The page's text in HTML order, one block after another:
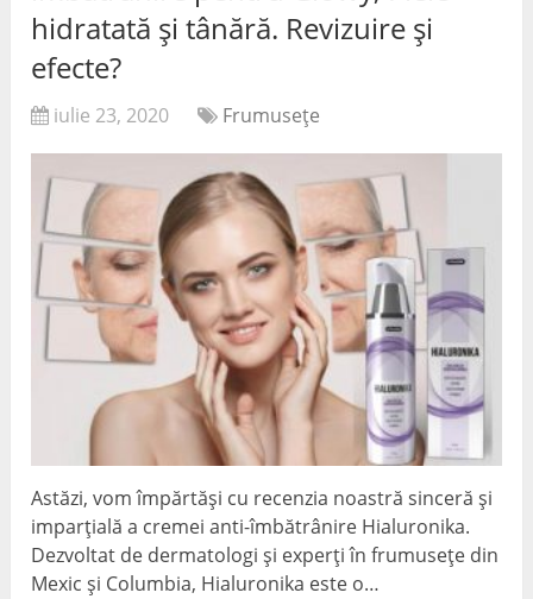
hidratată și tânără. Revizuire și
efecte?
iulie 23, 2020 Frumuseţe
Astăzi, vom împărtăși cu recenzia noastră sinceră și
imparțială a cremei anti-îmbătrânire Hialuronika.
Dezvoltat de dermatologi și experți în frumusețe din
Mexic și Columbia, Hialuronika este o…